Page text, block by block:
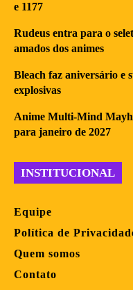
e 1177
Rudeus entra para o
amados dos animes
Bleach faz aniversário e
explosivas
Anime Multi-Mind
para janeiro de 2027
INSTITUCIONAL
Equipe
Política de
Quem somos
Contato